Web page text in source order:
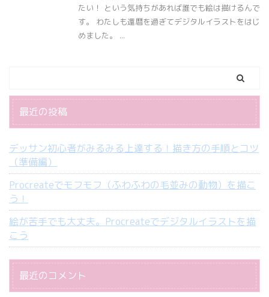
たい！ という気持ちがあれば誰でも絵は描けるんで
す。 わたしも還暦を過ぎてデジタルイラストをはじ
めました。 ...
最近の投稿
デッサン初心者がみるみる上達する！描き方の手順とコツ
（準備編）
Procreateでモフモフ（ふわふわの毛並みの動物）を描こ
う！
絵が苦手でも大丈夫。Procreateでデジタルイラストを描
こう
最近のコメント